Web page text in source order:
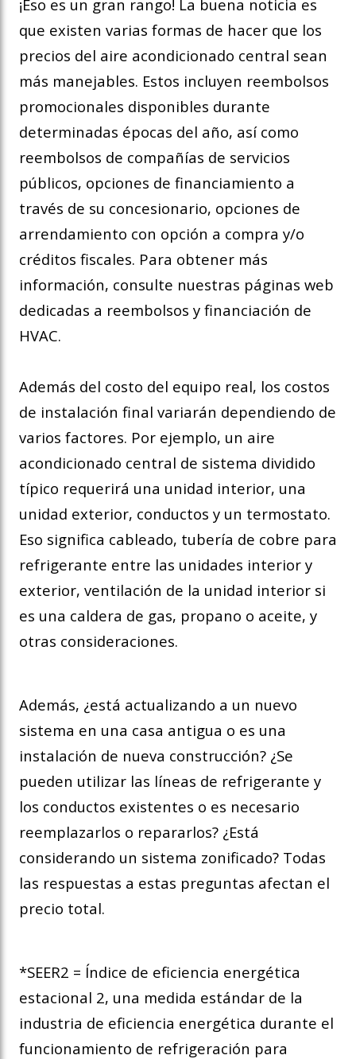
¡Eso es un gran rango! La buena noticia es
que existen varias formas de hacer que los
precios del aire acondicionado central sean
más manejables. Estos incluyen reembolsos
promocionales disponibles durante
determinadas épocas del año, así como
reembolsos de compañías de servicios
públicos, opciones de financiamiento a
través de su concesionario, opciones de
arrendamiento con opción a compra y/o
créditos fiscales. Para obtener más
información, consulte nuestras páginas web
dedicadas a reembolsos y financiación de
HVAC.
Además del costo del equipo real, los costos
de instalación final variarán dependiendo de
varios factores. Por ejemplo, un aire
acondicionado central de sistema dividido
típico requerirá una unidad interior, una
unidad exterior, conductos y un termostato.
Eso significa cableado, tubería de cobre para
refrigerante entre las unidades interior y
exterior, ventilación de la unidad interior si
es una caldera de gas, propano o aceite, y
otras consideraciones.
Además, ¿está actualizando a un nuevo
sistema en una casa antigua o es una
instalación de nueva construcción? ¿Se
pueden utilizar las líneas de refrigerante y
los conductos existentes o es necesario
reemplazarlos o repararlos? ¿Está
considerando un sistema zonificado? Todas
las respuestas a estas preguntas afectan el
precio total.
*SEER2 = Índice de eficiencia energética
estacional 2, una medida estándar de la
industria de eficiencia energética durante el
funcionamiento de refrigeración para